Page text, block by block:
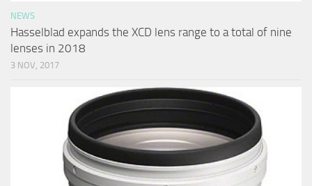
NEWS
Hasselblad expands the XCD lens range to a total of nine
lenses in 2018
3 NOV, 2017